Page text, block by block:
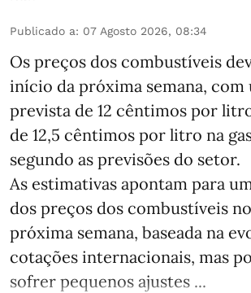
Publicado a: 07 Agosto 2026, 08:34
Os preços dos combustíveis
início da próxima semana, com
prevista de 12 cêntimos por
de 12,5 cêntimos por litro na
segundo as previsões do setor.
As estimativas apontam para
dos preços dos combustíveis
próxima semana, baseada na
cotações internacionais, mas
sofrer pequenos ajustes ...